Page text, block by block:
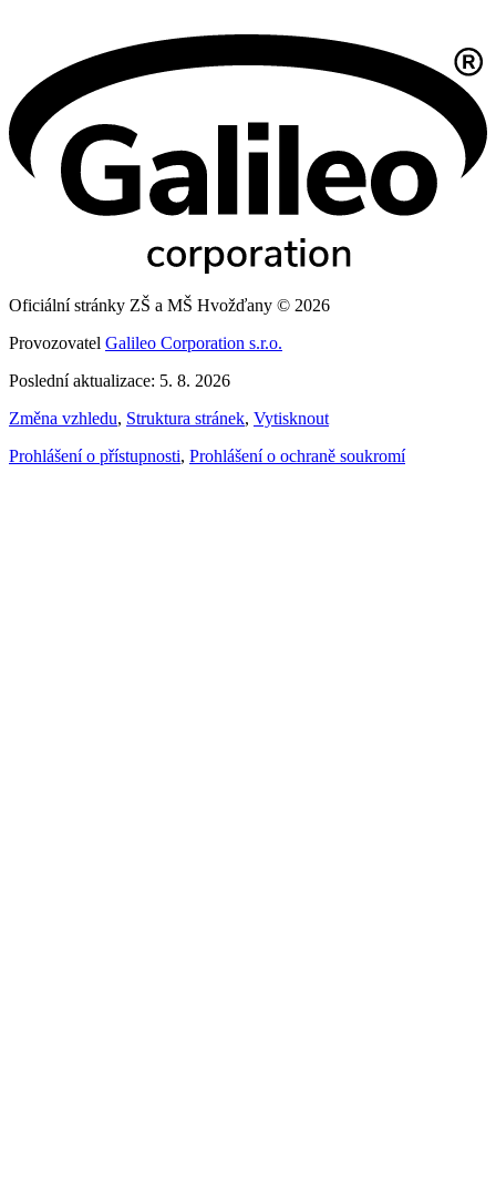
Oficiální stránky ZŠ a MŠ Hvožďany © 2026
Provozovatel Galileo Corporation s.r.o.
Poslední aktualizace: 5. 8. 2026
Změna vzhledu, Struktura stránek, Vytisknout
Prohlášení o přístupnosti, Prohlášení o ochraně soukromí